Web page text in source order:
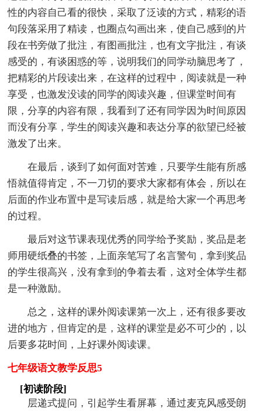
性的内容自己看的很快，采取了泛读的方式，精彩的语
句段落采用了精读，也圈点勾画出来，使自己感到的片
段在书旁做了批注，有图画批注，也有文字批注，有谈
感受的，有谈困惑的等，说明我们的同学动脑思考了，
把精彩的片段读出来，在这样的过程中，阅读就是一种
享受，也激发没读的同学的阅读兴趣，但课堂时间有
限，分享的内容有限，我看到了还有同学因为时间原因
而没有分享，学生的阅读兴趣和表达分享的欲望已经被
激发了出来。
在最后，谈到了如何面对苦难，只要学生能有所感
悟就值得肯定，不一刀切的要求大家都有体会，所以在
后面的作业布置中是写读后感，就是给大家一个再思考
的过程。
最后对这节课表现优秀的同学给予奖励，奖品是老
师用硬纸叠的书签，上面亲笔写了名言警句，拿到奖品
的学生很高兴，没有拿到的争着去看，这对全体学生都
是一种激励。
总之，这样的课外阅读课第一次上，还有很多要改
进的地方，但肯定的是，这样的课堂是必不可少的，以
后要多花时间，上好课外阅读课。
七年级语文教学反思5
[初读阶段]
层递式提问，引起学生看屏幕，通过麦克风感受朗